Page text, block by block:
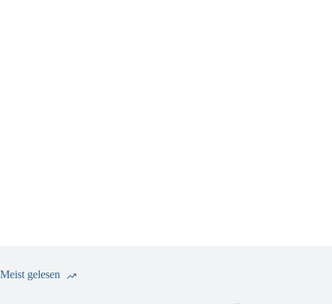
Meist gelesen